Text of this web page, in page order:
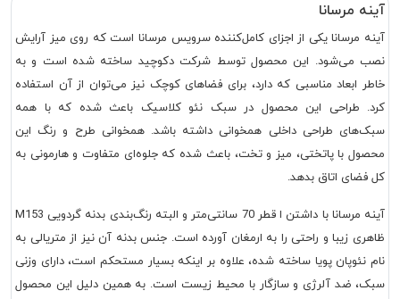
آینه مرسانا
آینه مرسانا یکی از اجزای کامل‌کننده سرویس مرسانا است که روی میز آرایش
نصب می‌شود. این محصول توسط شرکت دکوچید ساخته شده است و به
خاطر ابعاد مناسبی که دارد، برای فضاهای کوچک نیز می‌توان از آن استفاده
کرد. طراحی این محصول در سبک نئو کلاسیک باعث شده که با همه
سبک‌های طراحی داخلی همخوانی داشته باشد. همخوانی طرح و رنگ این
محصول با پاتختی، میز و تخت، باعث شده که جلوه‌ای متفاوت و هارمونی به
کل فضای اتاق بدهد.
آینه مرسانا با داشتن ا قطر 70 سانتی‌متر و البته رنگ‌بندی بدنه گردویی M153
ظاهری زیبا و ‌راحتی را به ارمغان آورده است. جنس بدنه آن نیز از متریالی به
نام نئوپان پویا ساخته شده، علاوه بر اینکه بسیار مستحکم است، دارای وزنی
سبک، ضد آلرژی و سازگار با محیط زیست است. به همین دلیل این محصول